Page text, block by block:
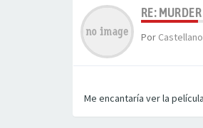
RE:
Por Castellano
Me encantaría ver la